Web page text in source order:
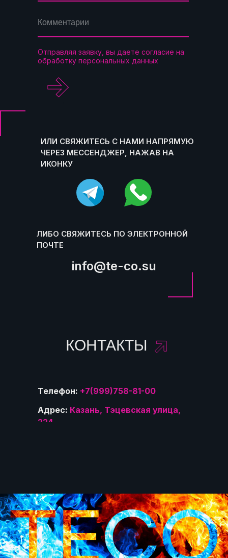
info@te-co.su
ЛИБО СВЯЖИТЕСЬ ПО ЭЛЕКТРОННОЙ
ПОЧТЕ
ИЛИ СВЯЖИТЕСЬ С НАМИ НАПРЯМУЮ
ЧЕРЕЗ МЕССЕНДЖЕР, НАЖАВ НА
ИКОНКУ
Отправляя заявку, вы даете согласие на
обработку персональных данных
Телефон: +7(999)758-81-00
Адрес: Казань, Тэцевская улица,
224
КОНТАКТЫ